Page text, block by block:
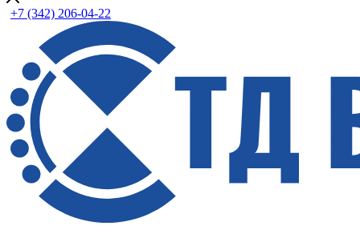
+7 (342) 206-04-22